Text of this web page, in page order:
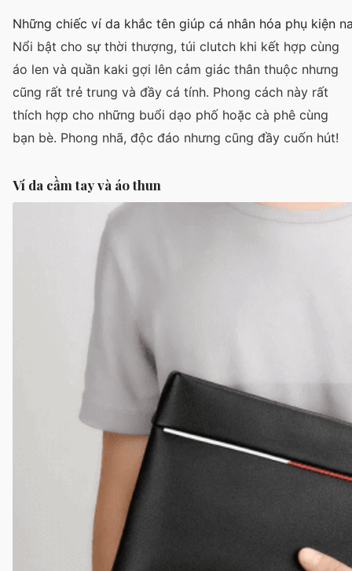
Những chiếc ví da khắc tên giúp cá nhân hóa phụ kiện
Nổi bật cho sự thời thượng, túi clutch khi kết hợp cùng
áo len và quần kaki gợi lên cảm giác thân thuộc nhưng
cũng rất trẻ trung và đầy cá tính. Phong cách này rất
thích hợp cho những buổi dạo phố hoặc cà phê cùng
bạn bè. Phong nhã, độc đáo nhưng cũng đầy cuốn hút!
Ví da cầm tay và áo thun